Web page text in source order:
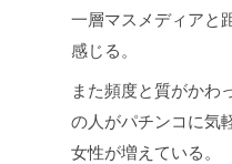
一層マスメディアと
感じる。
また頻度と質がかわ
の人がパチンコに気
女性が増えている。